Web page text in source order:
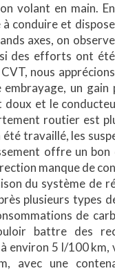
volant en main. En
conduire et dispose
axes, on observe
des efforts ont été
nous apprécions
un
et le
routier est
travaillé, les
offre un
manque de
du système de
plusieurs types
de
battre des
environ 5 l/100
avec une